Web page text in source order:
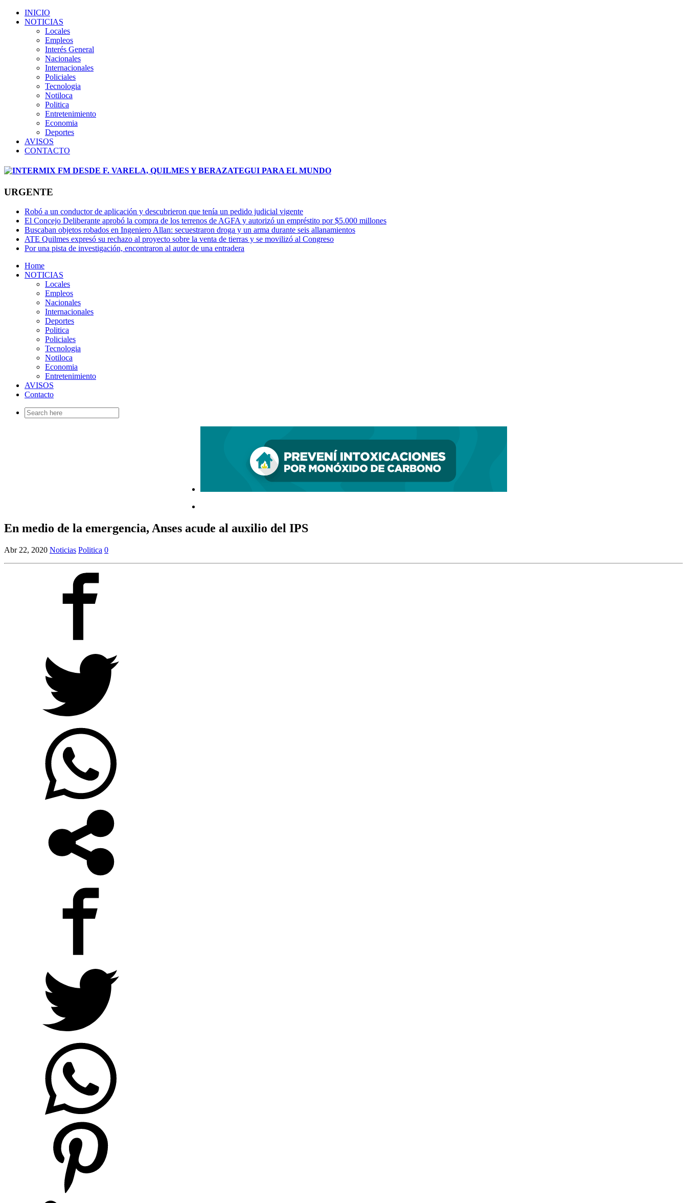
INICIO
NOTICIAS
Locales
Empleos
Interés General
Nacionales
Internacionales
Policiales
Tecnologia
Notiloca
Politica
Entretenimiento
Economia
Deportes
AVISOS
CONTACTO
URGENTE
Robó a un conductor de aplicación y descubrieron que tenía un pedido judicial vigente
El Concejo Deliberante aprobó la compra de los terrenos de AGFA y autorizó un empréstito por $5.000 millones
Buscaban objetos robados en Ingeniero Allan: secuestraron droga y un arma durante seis allanamientos
ATE Quilmes expresó su rechazo al proyecto sobre la venta de tierras y se movilizó al Congreso
Por una pista de investigación, encontraron al autor de una entradera
Home
NOTICIAS
Locales
Empleos
Nacionales
Internacionales
Deportes
Politica
Policiales
Tecnologia
Notiloca
Economia
Entretenimiento
AVISOS
Contacto
Search
for:
En medio de la emergencia, Anses acude al auxilio del IPS
Abr 22, 2020 Noticias Politica 0